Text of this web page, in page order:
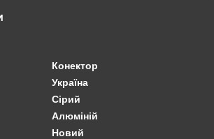
Конектор
Україна
Сірий
Алюміній
Новий